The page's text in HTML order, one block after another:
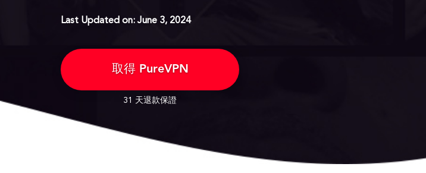
Last Updated on: June 3, 2024
取得 PureVPN
31 天退款保證